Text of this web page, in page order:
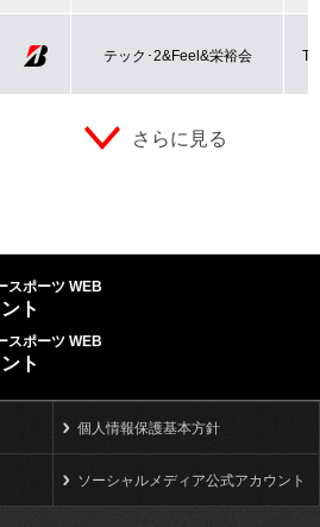
テック･2&Feel&栄裕会
さらに見る
スポーツ WEB
ト
スポーツ WEB
ト
個人情報保護基本方針
ソーシャルメディア公式アカウント